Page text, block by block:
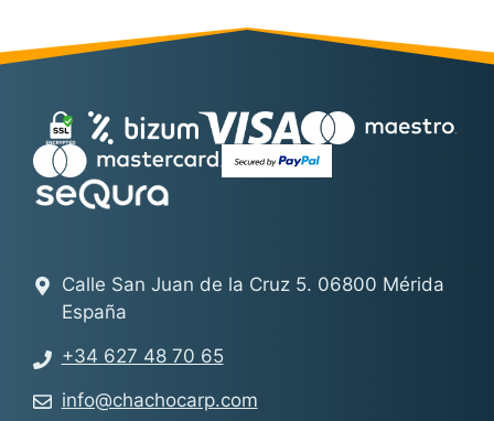
Calle San Juan de la Cruz 5. 06800 Mérida
España
+34 627 48 70 65
info@chachocarp.com